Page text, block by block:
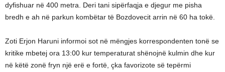
dyfishuar në 400 metra. Deri tani sipërfaqja e djegur me pisha
bredh e ah në parkun kombëtar të Bozdovecit arrin në 60 ha tokë.
Zoti Erjon Haruni informoi sot në mëngjes korrespondenten tonë se
kritike mbetej ora 13:00 kur temperaturat shënojnë kulmin dhe kur
në këtë zonë fryn një erë e fortë, çka favorizote së tepërmi